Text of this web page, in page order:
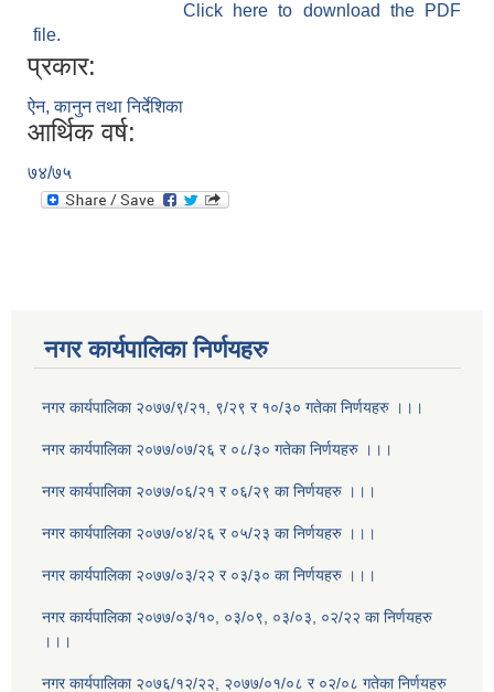
Click here to download the PDF
file.
प्रकार:
ऐन, कानुन तथा निर्देशिका
आर्थिक वर्ष:
७४/७५
नगर कार्यपालिका निर्णयहरु
नगर कार्यपालिका २०७७/९/२१, ९/२९ र १०/३० गतेका निर्णयहरु ।।।
नगर कार्यपालिका २०७७/०७/२६ र ०८/३० गतेका निर्णयहरु ।।।
नगर कार्यपालिका २०७७/०६/२१ र ०६/२९ का निर्णयहरु ।।।
नगर कार्यपालिका २०७७/०४/२६ र ०५/२३ का निर्णयहरु ।।।
नगर कार्यपालिका २०७७/०३/२२ र ०३/३० का निर्णयहरु ।।।
नगर कार्यपालिका २०७७/०३/१०, ०३/०९, ०३/०३, ०२/२२ का निर्णयहरु
।।।
नगर कार्यपालिका २०७६/१२/२२, २०७७/०१/०८ र ०२/०८ गतेका निर्णयहरु